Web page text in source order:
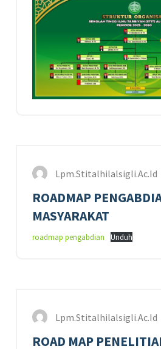
Lpm.stitalhilalsigli.ac.id
ROADMAP
MASYARAKAT
roadmap pengabdian Unduh
Lpm.stitalhilalsigli.ac.id
ROAD MAP